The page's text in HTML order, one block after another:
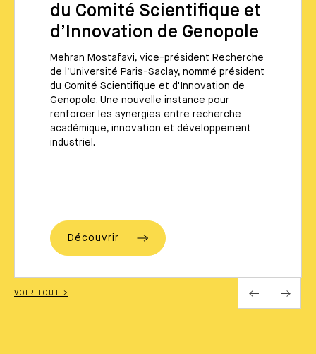
du Comité Scientifique et
d’Innovation de Genopole
Mehran Mostafavi, vice-président Recherche
de l’Université Paris-Saclay, nommé président
du Comité Scientifique et d'Innovation de
Genopole. Une nouvelle instance pour
renforcer les synergies entre recherche
académique, innovation et développement
industriel.
Découvrir
VOIR TOUT >